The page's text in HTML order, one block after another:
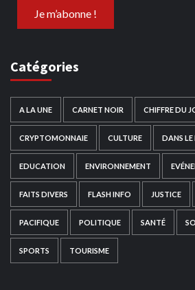
Catégories
A LA UNE CARNET NOIR CHIFFRE DU
CRYPTOMONNAIE CULTURE DANS
EDUCATION ENVIRONNEMENT
FAITS DIVERS FLASH INFO JUSTICE
PACIFIQUE POLITIQUE SANTÉ
SPORTS TOURISME